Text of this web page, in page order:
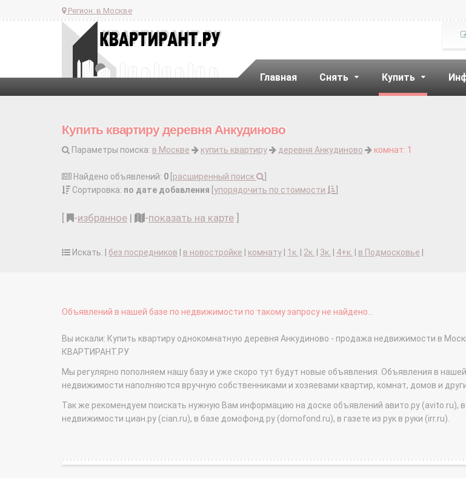
Регион: в Москве
Главная Снять Купить
Купить квартиру деревня Анкудиново
Параметры поиска: в Москве купить квартиру деревня Анкудиново комнат: 1
Найдено объявлений: 0 расширенный поиск
Сортировка: по дате добавления упорядочить по стоимости
-избранное | -показать на карте
Искать: | без посредников в новостройке комнату 1к. 2к. 3к. 4+к. в Подмосковье
Объявлений в нашей базе по недвижимости по такому запросу не найдено...
Вы искали: Купить квартиру однокомнатную деревня Анкудиново - продажа недвижимости в
КВАРТИРАНТ.РУ
Мы регулярно пополняем нашу базу и уже скоро тут будут новые объявления. Объявления в
недвижимости наполняются вручную собственниками и хозяевами квартир, комнат, домов и
Так же рекомендуем поискать нужную Вам информацию на доске объявлений авито.ру (avito.ru), в
недвижимости циан.ру (cian.ru), в базе домофонд.ру (domofond.ru), в газете из рук в руки (irr.ru).